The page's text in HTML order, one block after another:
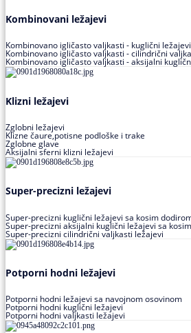
Kombinovani ležajevi
Kombinovano igličasto valjkasti - kuglični
Kombinovano igličasto valjkasti - cilindrični
Kombinovano igličasto valjkasti - aksijalni
Klizni ležajevi
Zglobni ležajevi
Klizne čaure,potisne podloške i trake
Zglobne glave
Aksijalni sferni klizni ležajevi
Super-precizni ležajevi
Super-precizni kuglični ležajevi sa kosim
Super-precizni aksijalni kuglični ležajevi sa
Super-precizni cilindrični valjkasti ležajevi
Potporni hodni ležajevi
Potporni hodni ležajevi sa navojnom osovinom
Potporni hodni kuglični ležajevi
Potporni hodni valjkasti ležajevi